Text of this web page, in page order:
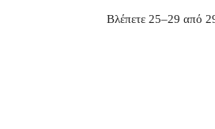
Βλέπετε 25–29 από